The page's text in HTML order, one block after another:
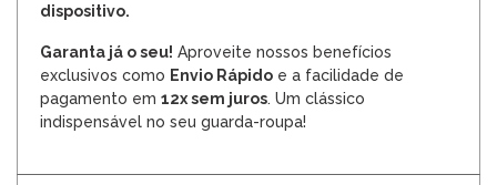
dispositivo.
Garanta já o seu! Aproveite nossos benefícios
exclusivos como Envio Rápido e a facilidade de
pagamento em 12x sem juros. Um clássico
indispensável no seu guarda-roupa!